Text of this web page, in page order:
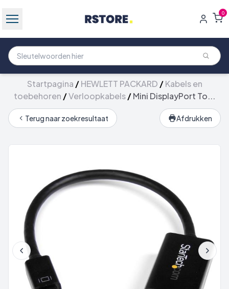
0
Startpagina /HEWLETT PACKARD /Kabels en
toebehoren /Verloopkabels/Mini DisplayPort To...
Terug naar zoekresultaat Afdrukken